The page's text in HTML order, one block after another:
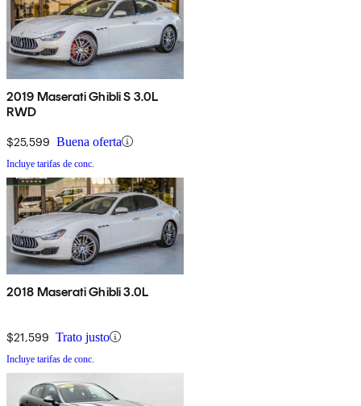
2019 Maserati Ghibli S 3.0L
RWD
$25,599 Buena oferta
Incluye tarifas de conc.
2018 Maserati Ghibli 3.0L
$21,599 Trato justo
Incluye tarifas de conc.